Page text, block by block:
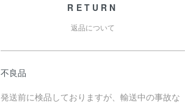
RETURN
返品について
不良品
発送前に検品しておりますが、輸送中の事故な